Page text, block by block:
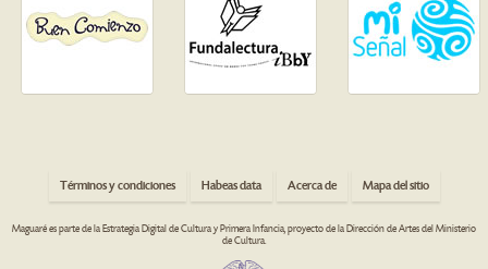
Términos y condiciones Habeas data Acerca de Mapa del sitio
Maguaré es parte de la Estrategia Digital de Cultura y Primera Infancia, proyecto de la Dirección de Artes del Ministerio
de Cultura.